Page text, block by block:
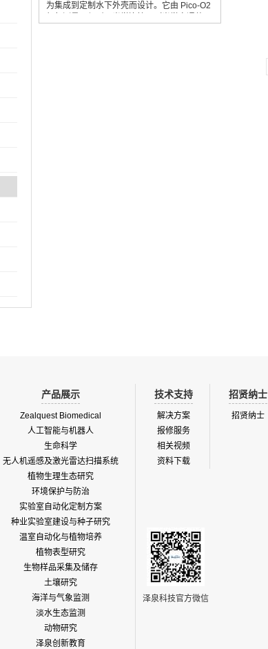
为集成到定制水下外壳而设计。它由 Pico-O2
产品展示
Zealquest Biomedical
人工智能与机器人
生命科学
无人机遥感及激光雷达扫描系统
植物生理生态研究
环境保护与防治
实验室自动化定制方案
种业实验室建设与种子研究
温室自动化与植物培养
植物表型研究
生物样品采集及储存
土壤研究
海洋与气象监测
淡水生态监测
动物研究
泽泉创新教育
技术支持
解决方案
报修服务
相关视频
资料下载
招贤纳士
招贤纳士
泽泉科技官方微信